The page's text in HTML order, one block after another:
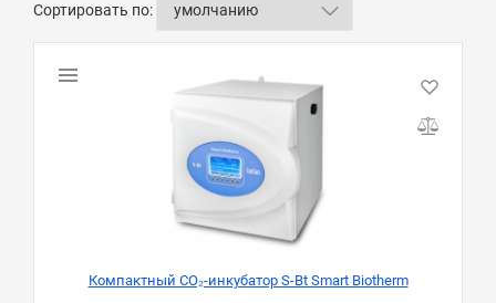
Сортировать по:
Компактный CO₂-инкубатор S-Bt Smart Biotherm